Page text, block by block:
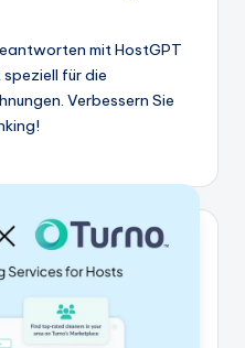
mit HostGPT
für die
Verbessern Sie